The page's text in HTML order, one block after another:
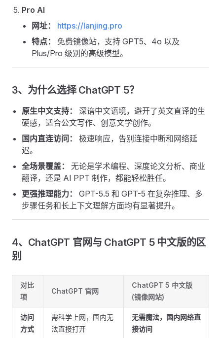
Pro AI
网址：
https://lanjing.pro
特点：
免费镜像站，支持 GPT5、4o 以及
Plus/Pro 级别的高级模型。
3、为什么选择 ChatGPT 5？
原生中文支持：
深谙中文语境，避开了英文直译的生
硬感，适合公文写作、创意文学创作。
国内直连访问：
极速响应，告别连接中断和网络延
迟。
全场景覆盖：
无论是学术编程、深度论文分析、商业
翻译，还是 AI PPT 制作，都能轻松胜任。
更强推理能力：
GPT-5.5 和 GPT-5 在复杂推理、多
步骤任务和长上下文理解方面均有显著提升。
4、ChatGPT 官网与 ChatGPT 5 中文版的区
别
对比
项
ChatGPT 官网
ChatGPT 5 中文版
(镜像网站)
访问
方式
需科学上网，国内无
法直接打开
无需魔法，国内网络直
接访问